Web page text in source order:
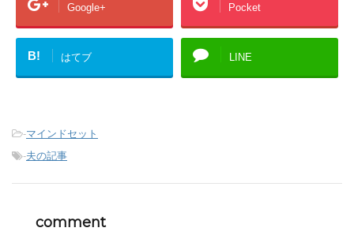
Google+ Pocket
B! はてブ LINE
-マインドセット
-夫の記事
comment